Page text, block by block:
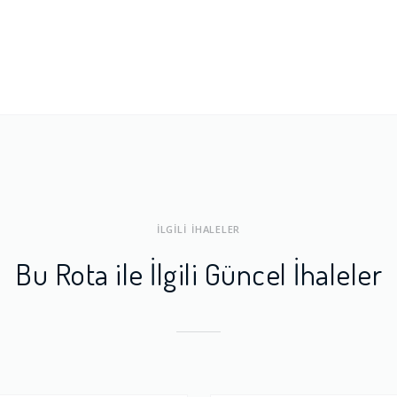
İLGİLİ İHALELER
Bu Rota ile İlgili Güncel İhaleler